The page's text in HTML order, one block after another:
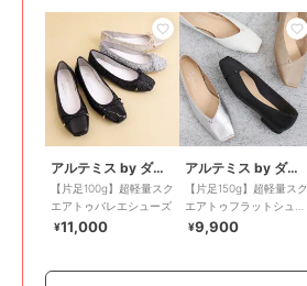
アルテミス by ダイアナ
【片足100g】超軽量スク
エアトゥバレエシューズ
¥11,000
アルテミス by ダイアナ
【片足150g】超軽量スク
エアトゥフラットシュー
ズ
¥9,900